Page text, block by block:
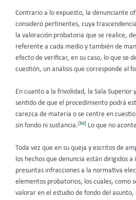
Contrario a lo expuesto, la denunciante
consideró pertinentes, cuya
la valoración probatoria que se realice,
referente a cada medio y también de
efecto de verificar, en su caso, lo que se
cuestión, un análisis que corresponde al
En cuanto a la frivolidad, la Sala Superior
sentido de que el procedimiento podrá
carezca de materia o se centre en
sin fondo ni sustancia.[50] Lo que no
Toda vez que en su queja y escritos de
los hechos que denuncia están dirigidos
presuntas infracciones a la normativa
elementos probatorios, los cuales, como
valorar en el estudio de fondo del asunto,